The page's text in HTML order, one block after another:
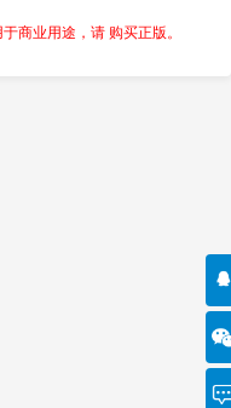
商业用途，请 购买正版。